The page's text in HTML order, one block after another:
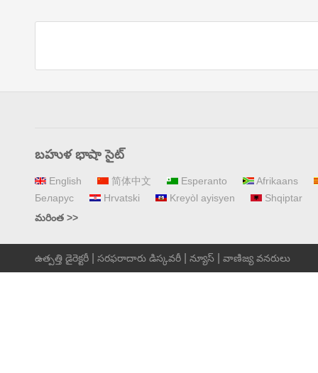
బహుళ భాషా సైట్
English 简体中文 Esperanto
Afrikaans
Беларус
Hrvatski Kreyòl ayisyen
Shqiptar
మరింత >>
ఉత్పత్తి డైరెక్టరీ సరఫరాదారు డిస్కవరీ న్యూస్ వాణిజ్య వనరులు